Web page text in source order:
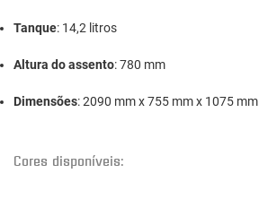
Tanque: 14,2 litros
Altura doassento: 780 mm
Dimensões: 2090 mm x 755 mm x 1075 mm
Cores disponíveis: